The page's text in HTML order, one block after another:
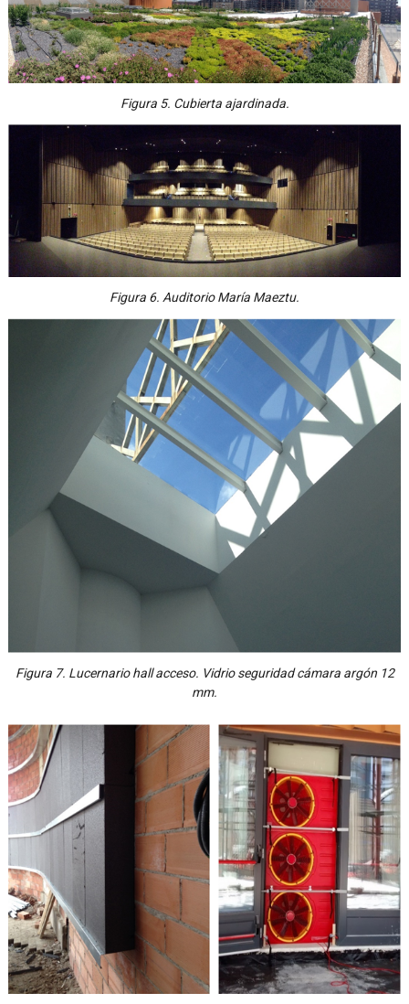
Figura 5. Cubierta ajardinada.
Figura 6. Auditorio María Maeztu.
Figura 7. Lucernario hall acceso. Vidrio seguridad cámara argón 12
mm.